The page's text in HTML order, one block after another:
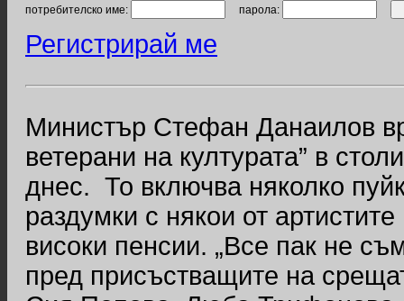
потребителско име: парола:
Регистрирай ме
Министър Стефан Данаилов
ветерани на културата” в
днес. То включва няколко
раздумки с някои от
високи пенсии. „Все пак не
пред присъстващите на